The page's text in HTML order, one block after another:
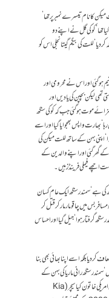
میکن کا نام تیسرے نمبر پر تھا‘
کوکی گل نے اپنے دو
کو للت میکن پر حملہ کر دیا‘ للت کی بیگم گیتانجلی اس کو
ہو گئی اور اس نے محرومی اور
تھی لیکن بچپن کی یادیں اور
موت ہو گئی جب کہ کوکی سنگھ
بھارت واپس بھجوایا گیا اور اسے
پیرول پر رہا ہوا‘ اپنی بہن کے ساتھ للت میکن کی
کے گھر گئی اور اپنے والدین کے
اچھے فیملی فرینڈز ہیں۔
کی ہے‘ سمندر سنگھ ایک عام کسان
بس میں چاقو مار مار کر قتل کر
سمندر سنگھ گرفتار ہوا‘ جیل گیا اور احساس
دیا بلکہ اسے اپنا بھائی بھی بنا
سنگھ رانی ماریا کی بہن کے
پاؤں چھوتا ہے اور وہ اسے راکھی باندھتی ہے اور تیسری کہانی امریکی خاتون کیا سیچر (Kia